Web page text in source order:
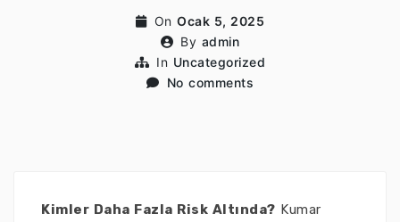
On Ocak 5, 2025
By admin
In Uncategorized
No comments
Kimler Daha Fazla Risk Altında? Kumar